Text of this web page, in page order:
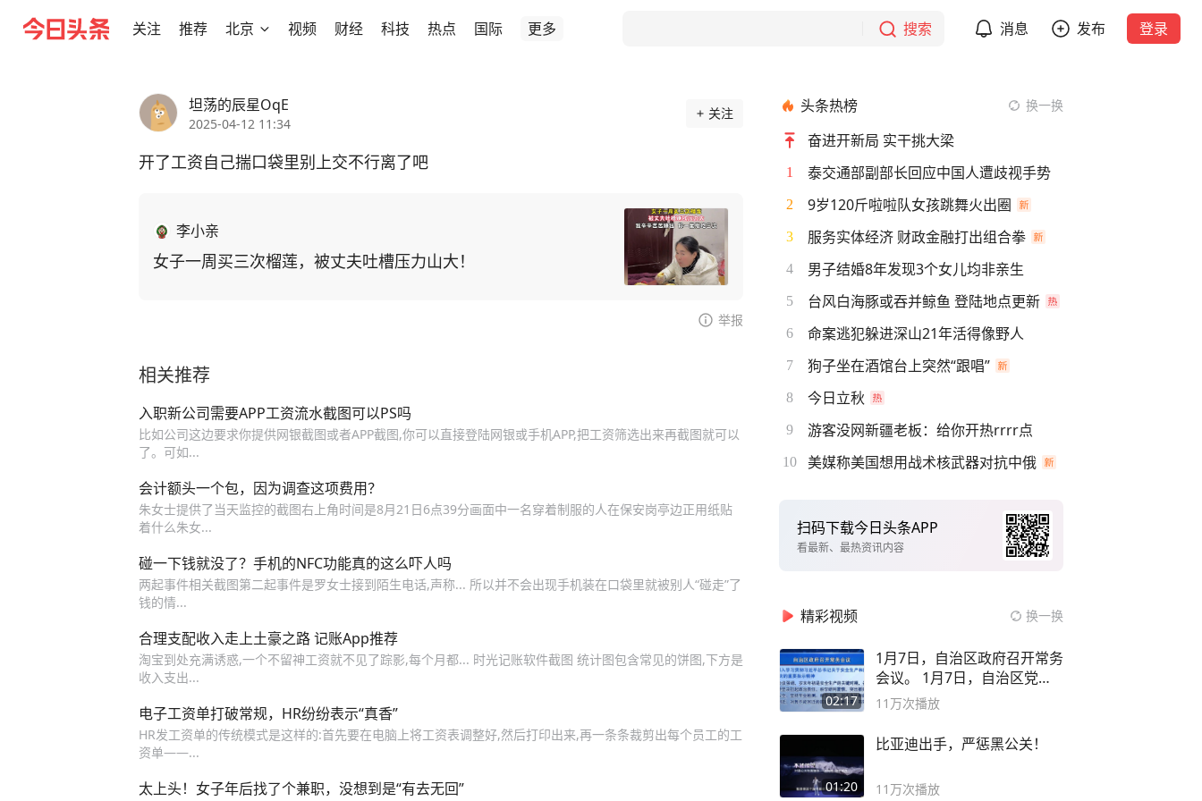
关注 推荐 北京 视频 财经 科技 热点 国际 更多 搜索 消息 发布 登录
坦荡的辰星OqE
2025-04-12 11:34
关注
开了工资自己揣口袋里别上交不行离了吧
李小亲
女子一周买三次榴莲，被丈夫吐槽压力山大！
举报
相关推荐
入职新公司需要APP工资流水截图可以PS吗
比如公司这边要求你提供网银截图或者APP截图,你可以直接登陆网银或手机APP,把工资筛选出来再截图就可以
了。可如...
会计额头一个包，因为调查这项费用？
朱女士提供了当天监控的截图右上角时间是8月21日6点39分画面中一名穿着制服的人在保安岗亭边正用纸贴
着什么朱女...
碰一下钱就没了？手机的NFC功能真的这么吓人吗
两起事件相关截图第二起事件是罗女士接到陌生电话,声称... 所以并不会出现手机装在口袋里就被别人“碰走”了
钱的情...
合理支配收入走上土豪之路 记账App推荐
淘宝到处充满诱惑,一个不留神工资就不见了踪影,每个月都... 时光记账软件截图 统计图包含常见的饼图,下方是
收入支出...
电子工资单打破常规，HR纷纷表示“真香”
HR发工资单的传统模式是这样的:首先要在电脑上将工资表调整好,然后打印出来,再一条条裁剪出每个员工的工
资单——...
太上头！女子年后找了个兼职，没想到是“有去无回”
头条热榜 换一换
奋进开新局 实干挑大梁
1 泰交通部副部长回应中国人遭歧视手势
2 9岁120斤啦啦队女孩跳舞火出圈
3 服务实体经济 财政金融打出组合拳
4 男子结婚8年发现3个女儿均非亲生
5 台风白海豚或吞并鲸鱼 登陆地点更新
6 命案逃犯躲进深山21年活得像野人
7 狗子坐在酒馆台上突然“跟唱”
8 今日立秋
9 游客没网新疆老板：给你开热rrrr点
10 美媒称美国想用战术核武器对抗中俄
扫码下载今日头条APP
看最新、最热资讯内容
精彩视频 换一换
02:17
1月7日，自治区政府召开常务
会议。 1月7日，自治区党委
副书记
11万次播放
01:20
比亚迪出手，严惩黑公关！
11万次播放